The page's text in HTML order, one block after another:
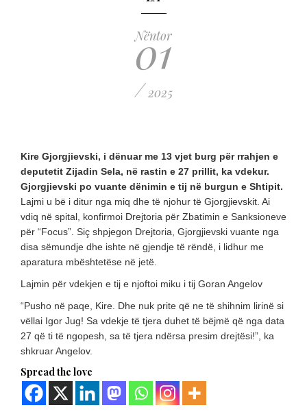
Nëntor
01
/ 2025
Kire Gjorgjievski, i dënuar me 13 vjet burg për rrahjen e
deputetit Zijadin Sela, në rastin e 27 prillit, ka vdekur.
Gjorgjievski po vuante dënimin e tij në burgun e Shtipit.
Lajmi u bë i ditur nga miq dhe të njohur të Gjorgjievskit. Ai
vdiq në spital, konfirmoi Drejtoria për Zbatimin e Sanksioneve
për “Focus”. Siç shpjegon Drejtoria, Gjorgjievski vuante nga
disa sëmundje dhe ishte në gjendje të rëndë, i lidhur me
aparatura mbështetëse në jetë.
Lajmin për vdekjen e tij e njoftoi miku i tij Goran Angelov
“Pusho në paqe, Kire. Dhe nuk prite që ne të shihnim lirinë si
vëllai Igor Jug! Sa vdekje të tjera duhet të bëjmë që nga data
27 që ti të ngopesh, sa të tjera ndërsa presim drejtësi!”, ka
shkruar Angelov.
Spread the love